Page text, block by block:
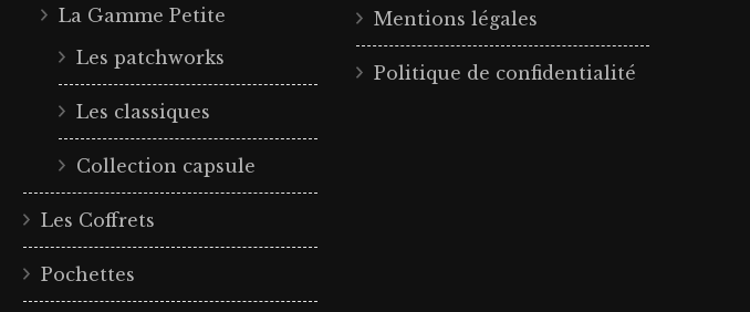
La Gamme Petite
Les patchworks
Les classiques
Collection capsule
Les Coffrets
Pochettes
Mentions légales
Politique de confidentialité